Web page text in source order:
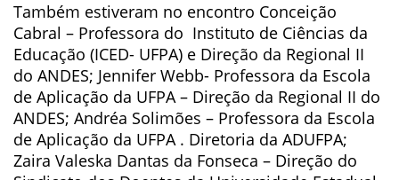
Também estiveram no encontro Conceição
Cabral – Professora do Instituto de Ciências da
Educação (ICED- UFPA) e Direção da Regional II
do ANDES; Jennifer Webb- Professora da Escola
de Aplicação da UFPA – Direção da Regional II do
ANDES; Andréa Solimões – Professora da Escola
de Aplicação da UFPA . Diretoria da ADUFPA;
Zaira Valeska Dantas da Fonseca – Direção do